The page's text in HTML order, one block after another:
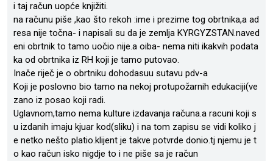
i taj račun uopće knjižiti.
na računu piše ,kao što rekoh :ime i prezime tog obrtnika,a ad
resa nije točna- i napisali su da je zemlja KYRGYZSTAN.naved
eni obrtnik to tamo uočio nije.a oiba- nema niti ikakvih podata
ka od obrtnika iz RH koji je tamo putovao.
Inače riječ je o obrtniku dohodasuu sutavu pdv-a
Koji je poslovno bio tamo na nekoj protupožarnih edukaciji(ve
zano iz posao koji radi.
Uglavnom,tamo nema kulture izdavanja računa.a racuni koji s
u izdanih imaju kjuar kod(sliku) i na tom zapisu se vidi koliko j
e netko nešto platio.klijent je takve potvrde donio.tj njemu je t
o kao račun isko nigdje to i ne piše sa je račun